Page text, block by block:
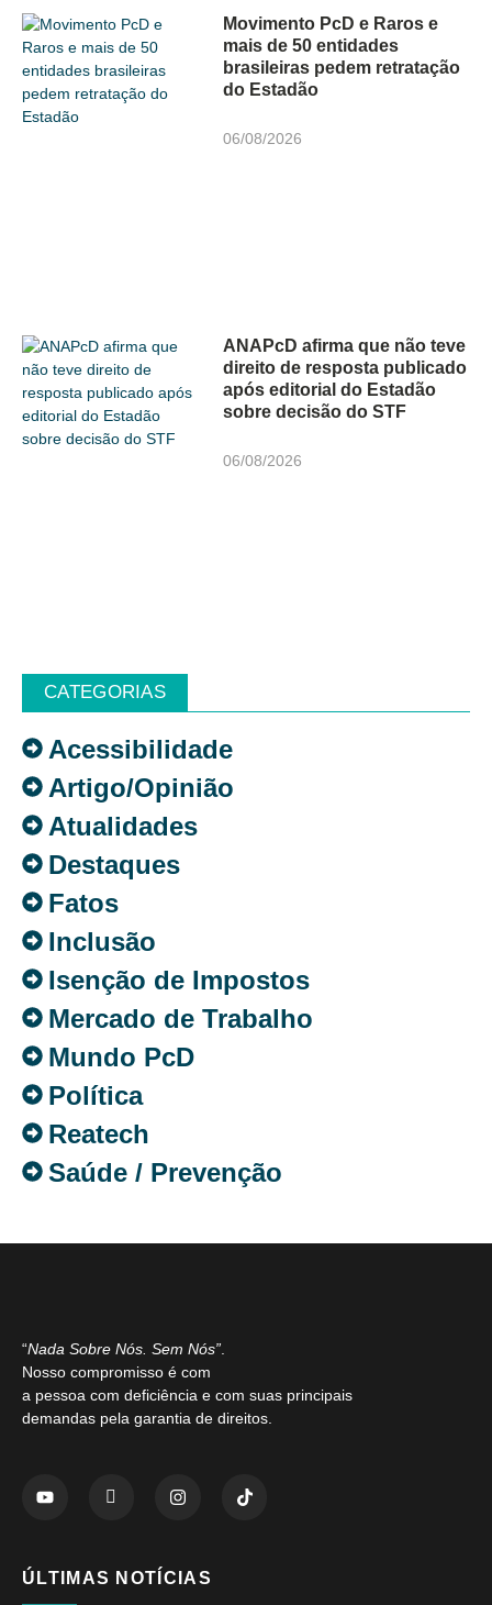
Movimento PcD e Raros e
mais de 50 entidades
brasileiras pedem retratação
do Estadão
06/08/2026
ANAPcD afirma que não teve
direito de resposta publicado
após editorial do Estadão
sobre decisão do STF
06/08/2026
CATEGORIAS
Acessibilidade
Artigo/Opinião
Atualidades
Destaques
Fatos
Inclusão
Isenção de Impostos
Mercado de Trabalho
Mundo PcD
Política
Reatech
Saúde / Prevenção
“Nada Sobre Nós. Sem Nós”
Nosso compromisso é com
a pessoa com deficiência e com suas principais
demandas pela garantia de direitos.
ÚLTIMAS NOTÍCIAS